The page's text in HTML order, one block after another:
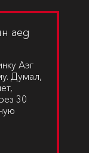
aeg
Аэг
Думал,
30